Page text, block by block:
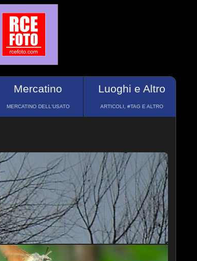
Mercatino
MERCATINO DELL'USATO
Luoghi e Altro
ARTICOLI, #TAG E ALTRO